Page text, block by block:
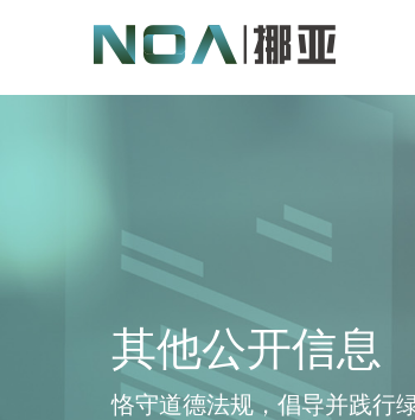
其他公开信息
恪守道德法规，倡导并践行